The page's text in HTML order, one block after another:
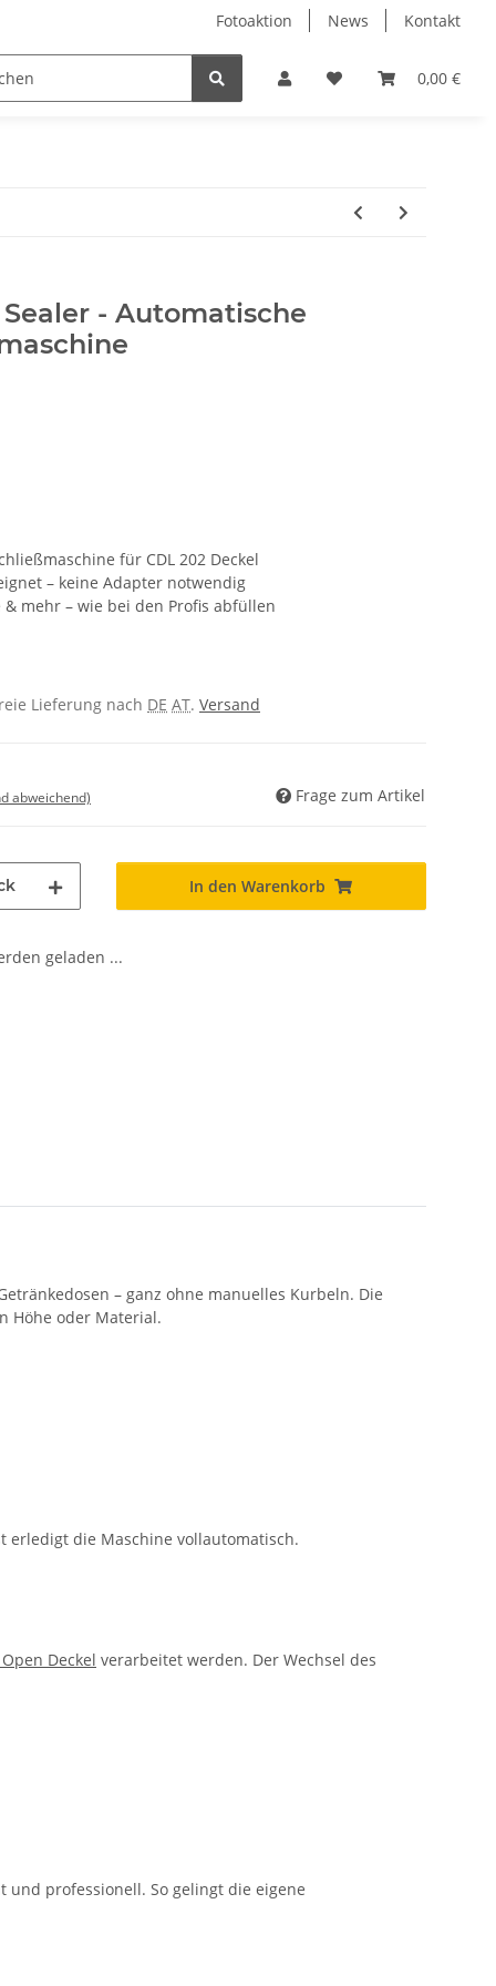
Fotoaktion News Kontakt
0,00 €
Nützliches Ersatzteile
- Automatische
für CDL 202 Deckel
– keine Adapter notwendig
mehr – wie bei den Profis abfüllen
Lieferung nach DE AT. Versand
abweichend) Frage zum Artikel
In den Warenkorb
geladen ...
– ganz ohne manuelles Kurbeln. Die
Höhe oder Material.
erledigt die Maschine vollautomatisch.
Deckel verarbeitet werden. Der Wechsel des
und professionell. So gelingt die eigene